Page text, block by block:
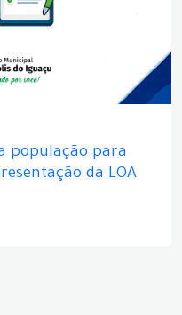
população para
da LOA